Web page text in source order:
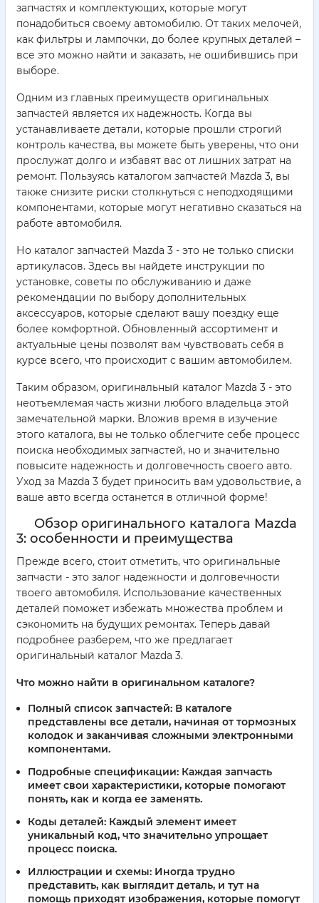
запчастях и комплектующих, которые могут
понадобиться своему автомобилю. От таких мелочей,
как фильтры и лампочки, до более крупных деталей –
все это можно найти и заказать, не ошибившись при
выборе.
Одним из главных преимуществ оригинальных
запчастей является их надежность. Когда вы
устанавливаете детали, которые прошли строгий
контроль качества, вы можете быть уверены, что они
прослужат долго и избавят вас от лишних затрат на
ремонт. Пользуясь каталогом запчастей Mazda 3, вы
также снизите риски столкнуться с неподходящими
компонентами, которые могут негативно сказаться на
работе автомобиля.
Но каталог запчастей Mazda 3 - это не только списки
артикуласов. Здесь вы найдете инструкции по
установке, советы по обслуживанию и даже
рекомендации по выбору дополнительных
аксессуаров, которые сделают вашу поездку еще
более комфортной. Обновленный ассортимент и
актуальные цены позволят вам чувствовать себя в
курсе всего, что происходит с вашим автомобилем.
Таким образом, оригинальный каталог Mazda 3 - это
неотъемлемая часть жизни любого владельца этой
замечательной марки. Вложив время в изучение
этого каталога, вы не только облегчите себе процесс
поиска необходимых запчастей, но и значительно
повысите надежность и долговечность своего авто.
Уход за Mazda 3 будет приносить вам удовольствие, а
ваше авто всегда останется в отличной форме!
Обзор оригинального каталога Mazda
3: особенности и преимущества
Прежде всего, стоит отметить, что оригинальные
запчасти - это залог надежности и долговечности
твоего автомобиля. Использование качественных
деталей поможет избежать множества проблем и
сэкономить на будущих ремонтах. Теперь давай
подробнее разберем, что же предлагает
оригинальный каталог Mazda 3.
Что можно найти в оригинальном каталоге?
Полный список запчастей: В каталоге
представлены все детали, начиная от тормозных
колодок и заканчивая сложными электронными
компонентами.
Подробные спецификации: Каждая запчасть
имеет свои характеристики, которые помогают
понять, как и когда ее заменять.
Коды деталей: Каждый элемент имеет
уникальный код, что значительно упрощает
процесс поиска.
Иллюстрации и схемы: Иногда трудно
представить, как выглядит деталь, и тут на
помощь приходят изображения, которые помогут